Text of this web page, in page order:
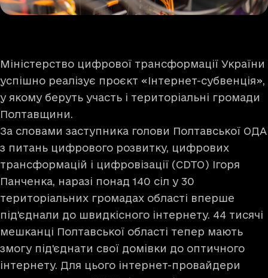
Міністерство цифрової трансформації України
успішно реалізує проєкт «Інтернет-субвенція»,
у якому беруть участь і територіальні громади
Полтавщини.
За словами заступника голови Полтавської ОДА
з питань цифрового розвитку, цифрових
трансформацій і цифровізації (CDTO) Ігоря
Панченка, наразі понад 140 сіл у 30
територіальних громадах області вперше
під'єднали до швидкісного інтернету. 44 тисячі
мешканці Полтавської області тепер мають
змогу під'єднати свої домівки до оптичного
інтернету. Для цього інтернет-провайдери